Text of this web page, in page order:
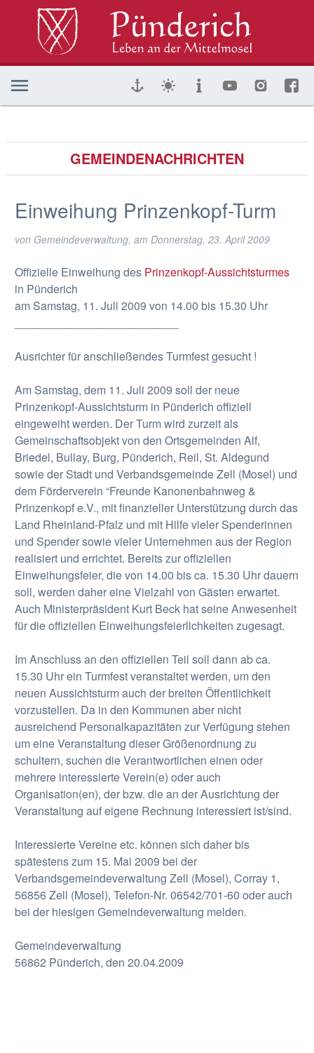
GEMEINDENACHRICHTEN
Einweihung Prinzenkopf-Turm
von Gemeindeverwaltung, am Donnerstag, 23. April 2009
Offizielle Einweihung des Prinzenkopf-Aussichtsturmes
in Pünderich
am Samstag, 11. Juli 2009 von 14.00 bis 15.30 Uhr
Ausrichter für anschließendes Turmfest gesucht !
Am Samstag, dem 11. Juli 2009 soll der neue
Prinzenkopf-Aussichtsturm in Pünderich offiziell
eingeweiht werden. Der Turm wird zurzeit als
Gemeinschaftsobjekt von den Ortsgemeinden Alf,
Briedel, Bullay, Burg, Pünderich, Reil, St. Aldegund
sowie der Stadt und Verbandsgemeinde Zell (Mosel) und
dem Förderverein “Freunde Kanonenbahnweg &
Prinzenkopf e.V., mit finanzieller Unterstützung durch das
Land Rheinland-Pfalz und mit Hilfe vieler Spenderinnen
und Spender sowie vieler Unternehmen aus der Region
realisiert und errichtet. Bereits zur offiziellen
Einweihungsfeier, die von 14.00 bis ca. 15.30 Uhr dauern
soll, werden daher eine Vielzahl von Gästen erwartet.
Auch Ministerpräsident Kurt Beck hat seine Anwesenheit
für die offiziellen Einweihungsfeierlichkeiten zugesagt.
Im Anschluss an den offiziellen Teil soll dann ab ca.
15.30 Uhr ein Turmfest veranstaltet werden, um den
neuen Aussichtsturm auch der breiten Öffentlichkeit
vorzustellen. Da in den Kommunen aber nicht
ausreichend Personalkapazitäten zur Verfügung stehen
um eine Veranstaltung dieser Größenordnung zu
schultern, suchen die Verantwortlichen einen oder
mehrere interessierte Verein(e) oder auch
Organisation(en), der bzw. die an der Ausrichtung der
Veranstaltung auf eigene Rechnung interessiert ist/sind.
Interessierte Vereine etc. können sich daher bis
spätestens zum 15. Mai 2009 bei der
Verbandsgemeindeverwaltung Zell (Mosel), Corray 1,
56856 Zell (Mosel), Telefon-Nr. 06542/701-60 oder auch
bei der hiesigen Gemeindeverwaltung melden.
Gemeindeverwaltung
56862 Pünderich, den 20.04.2009